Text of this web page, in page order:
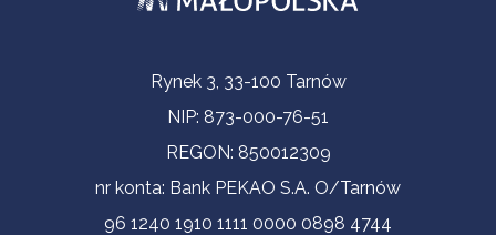
Informacje kontaktoweRynek 3, 33-100 Tarnów
NIP: 873-000-76-51
REGON: 850012309
nr konta: Bank PEKAO S.A. O/Tarnów
96 1240 1910 1111 0000 0898 4744